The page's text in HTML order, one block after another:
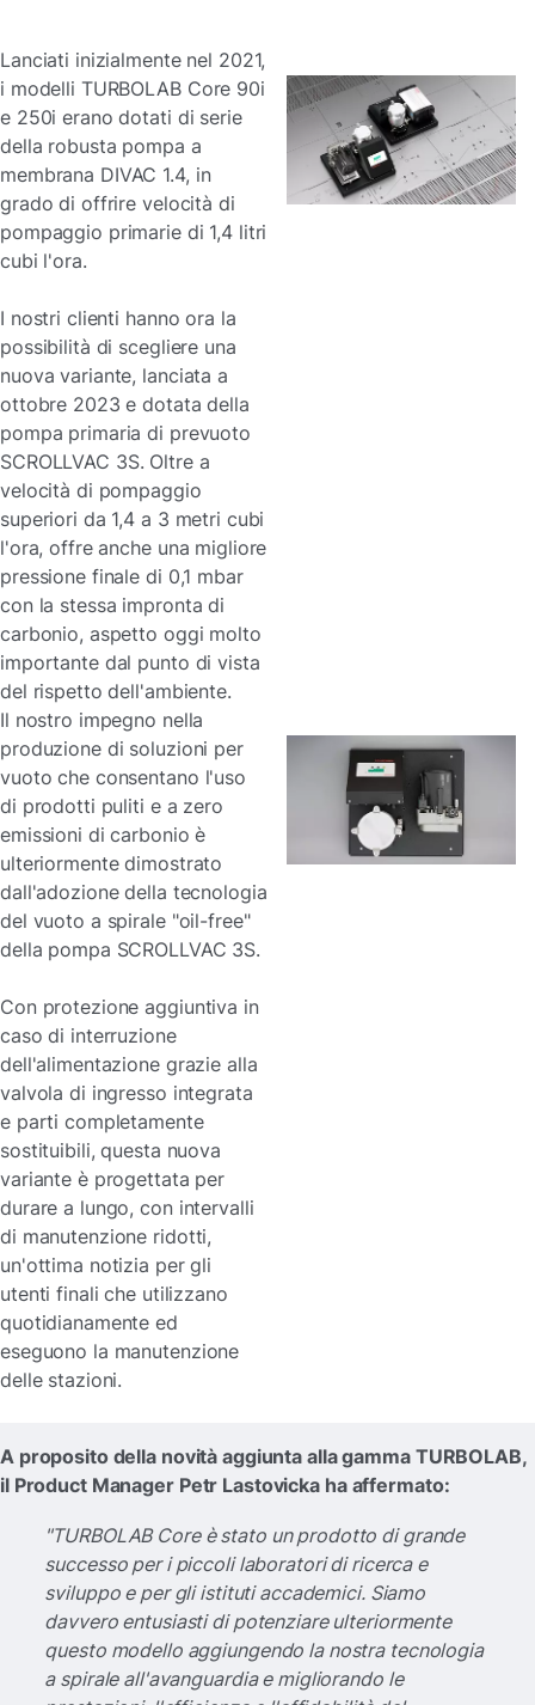
Lanciati inizialmente nel 2021,
i modelli TURBOLAB Core 90i
e 250i erano dotati di serie
della robusta pompa a
membrana DIVAC 1.4, in
grado di offrire velocità di
pompaggio primarie di 1,4 litri
cubi l'ora.
I nostri clienti hanno ora la
possibilità di scegliere una
nuova variante, lanciata a
ottobre 2023 e dotata della
pompa primaria di prevuoto
SCROLLVAC 3S. Oltre a
velocità di pompaggio
superiori da 1,4 a 3 metri cubi
l'ora, offre anche una migliore
pressione finale di 0,1 mbar
con la stessa impronta di
carbonio, aspetto oggi molto
importante dal punto di vista
del rispetto dell'ambiente.
Il nostro impegno nella
produzione di soluzioni per
vuoto che consentano l'uso
di prodotti puliti e a zero
emissioni di carbonio è
ulteriormente dimostrato
dall'adozione della tecnologia
del vuoto a spirale "oil-free"
della pompa SCROLLVAC 3S.
Con protezione aggiuntiva in
caso di interruzione
dell'alimentazione grazie alla
valvola di ingresso integrata
e parti completamente
sostituibili, questa nuova
variante è progettata per
durare a lungo, con intervalli
di manutenzione ridotti,
un'ottima notizia per gli
utenti finali che utilizzano
quotidianamente ed
eseguono la manutenzione
delle stazioni.
A proposito della novità aggiunta alla gamma TURBOLAB,
il Product Manager Petr Lastovicka ha affermato:
"TURBOLAB Core è stato un prodotto di grande
successo per i piccoli laboratori di ricerca e
sviluppo e per gli istituti accademici. Siamo
davvero entusiasti di potenziare ulteriormente
questo modello aggiungendo la nostra tecnologia
a spirale all'avanguardia e migliorando le